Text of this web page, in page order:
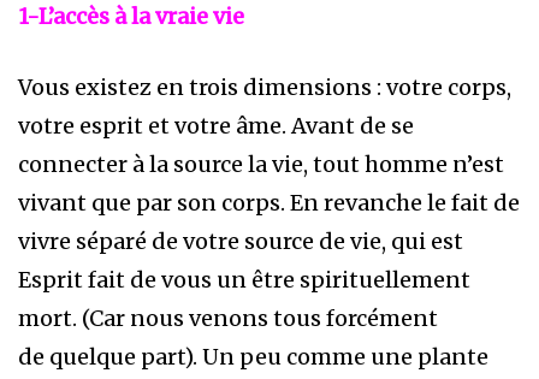
1-L’accès à la vraie vie
Vous existez en trois dimensions : votre corps,
votre esprit et votre âme. Avant de se
connecter à la source la vie, tout homme n’est
vivant que par son corps. En revanche le fait de
vivre séparé de votre source de vie, qui est
Esprit fait de vous un être spirituellement
mort. (Car nous venons tous forcément
de quelque part). Un peu comme une plante